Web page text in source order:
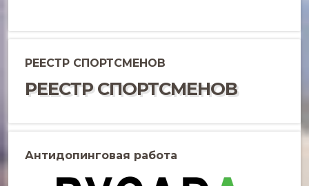
РЕЕСТР СПОРТСМЕНОВ
РЕЕСТР СПОРТСМЕНОВ
Антидопинговая работа